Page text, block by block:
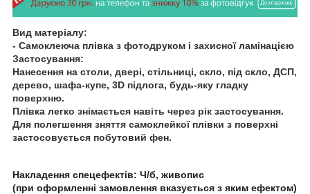
Вид матеріалу:
- Самоклеюча плівка з фотодруком і захисної ламінацією
Застосування:
Нанесення на столи, двері, стільниці, скло, під скло, ДСП,
дерево, шафа-купе, 3D підлога, будь-яку гладку
поверхню.
Плівка легко знімається навіть через рік застосування.
Для полегшення зняття самоклейкої плівки з поверхні
застосовується побутовий фен.
Накладення спецефектів: Ч/б, живопис
(при оформленні замовлення вказується з яким ефектом)